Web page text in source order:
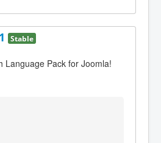
Stable
Language Pack for Joomla!